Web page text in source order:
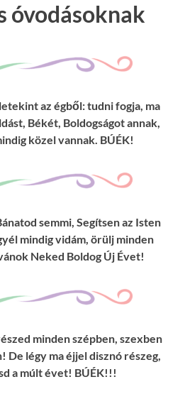
óvodásoknak
az égből: tudni fogja, ma
Békét, Boldogságot annak,
közel vannak. BÚÉK!
semmi, Segítsen az Isten
mindig vidám, örülj minden
Neked Boldog Új Évet!
minden szépben, szexben
De légy ma éjjel disznó részeg,
a múlt évet! BÚÉK!!!